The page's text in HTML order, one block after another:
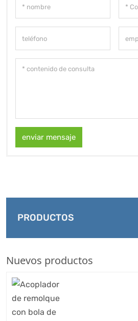
enviar mensaje
PRODUCTOS
Nuevos productos